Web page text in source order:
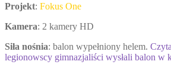
Projekt: Fokus One
Kamera: 2 kamery HD
Siła nośnia: balon wypełniony helem.
legionowscy gimnazjaliści wysłali balon w